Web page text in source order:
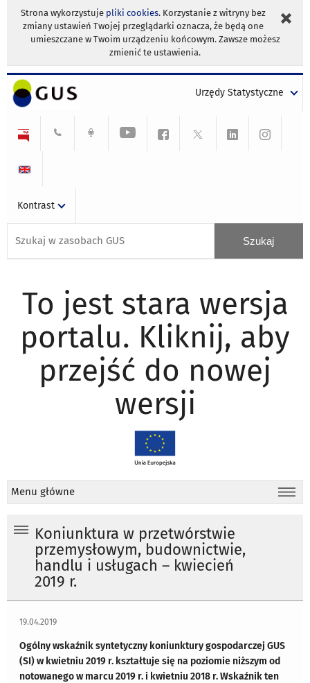
Strona wykorzystuje pliki cookies. Korzystanie z witryny bez
zmiany ustawień Twojej przeglądarki oznacza, że będą one
umieszczane w Twoim urządzeniu końcowym. Zawsze możesz
zmienić te ustawienia.
Urzędy Statystyczne
Kontrast
To jest stara wersja
portalu. Kliknij, aby
przejść do nowej
wersji
Menu główne
Koniunktura w przetwórstwie
przemysłowym, budownictwie,
handlu i usługach – kwiecień
2019 r.
19.04.2019
Ogólny wskaźnik syntetyczny koniunktury gospodarczej GUS
(SI) w kwietniu 2019 r. kształtuje się na poziomie niższym od
notowanego w marcu 2019 r. i kwietniu 2018 r. Wskaźnik ten